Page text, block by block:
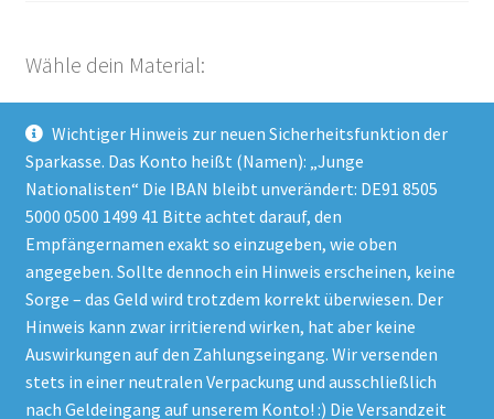
Wichtiger Hinweis zur neuen Sicherheitsfunktion der
Sparkasse. Das Konto heißt (Namen): „Junge
Nationalisten“ Die IBAN bleibt unverändert: DE91 8505
5000 0500 1499 41 Bitte achtet darauf, den
Empfängernamen exakt so einzugeben, wie oben
angegeben. Sollte dennoch ein Hinweis erscheinen, keine
Sorge – das Geld wird trotzdem korrekt überwiesen. Der
Hinweis kann zwar irritierend wirken, hat aber keine
Auswirkungen auf den Zahlungseingang. Wir versenden
stets in einer neutralen Verpackung und ausschließlich
nach Geldeingang auf unserem Konto! :) Die Versandzeit
Wähle dein Material:
Kategorie auswählen
Impressum
Datenschutzerklärung
AGB